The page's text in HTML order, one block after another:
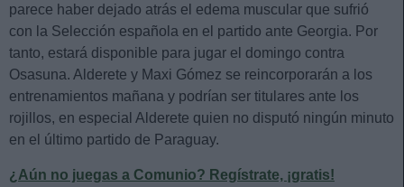
parece haber dejado atrás el edema muscular que sufrió
con la Selección española en el partido ante Georgia. Por
tanto, estará disponible para jugar el domingo contra
Osasuna. Alderete y Maxi Gómez se reincorporarán a los
entrenamientos mañana y podrían ser titulares ante los
rojillos, en especial Alderete quien no disputó ningún minuto
en el último partido de Paraguay.
¿Aún no juegas a Comunio? Regístrate, ¡gratis!